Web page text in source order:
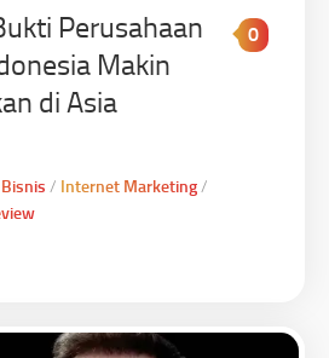
Perusahaan
Makin
di Asia
0
/ Internet Marketing/